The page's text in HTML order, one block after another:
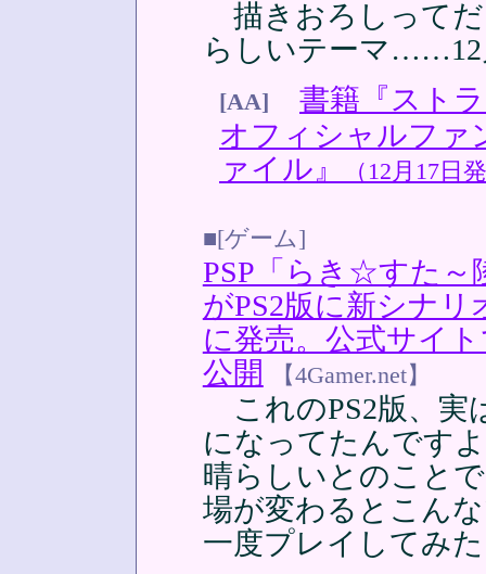
描きおろしって
らしいテーマ……12
[AA]
書籍『スト
オフィシャルファ
ァイル』
（12月17日
■[ゲーム]
PSP「らき☆すた～
がPS2版に新シナリ
に発売。公式サイ
公開
【4Gamer.net】
これのPS2版、実
になってたんです
晴らしいとのこと
場が変わるとこん
一度プレイしてみ